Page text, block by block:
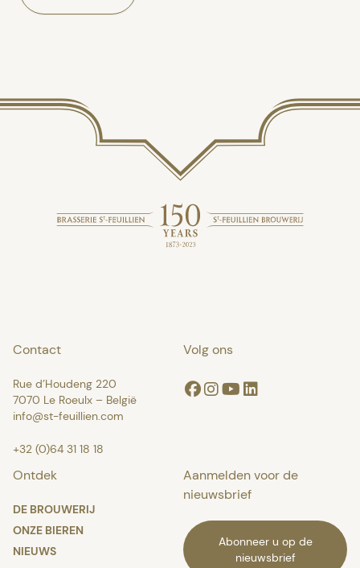
Contact
Rue d’Houdeng 220
7070 Le Roeulx – België
info@st-feuillien.com
+32 (0)64 31 18 18
Volg ons
Facebook
Instagram
YoutubeLinkedin
Ontdek
DE BROUWERIJ
ONZE BIEREN
NIEUWS
Aanmelden voor de
nieuwsbrief
Abonneer u op de
nieuwsbrief